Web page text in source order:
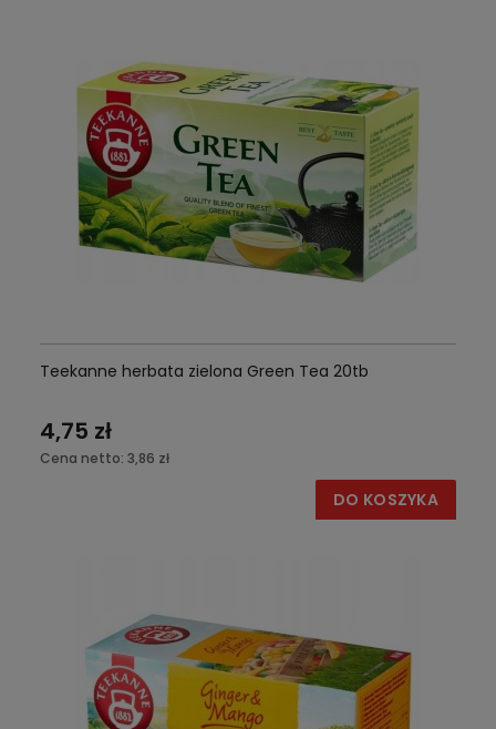
Teekanne herbata zielona Green Tea 20tb
4,75 zł
Cena netto: 3,86 zł
DO KOSZYKA